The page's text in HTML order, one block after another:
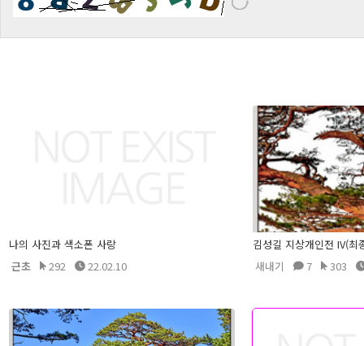
나의 사진과 색소폰 사랑
근초
292 22.02.10
김성길 지상개인전 IV(최
새내기
7 303